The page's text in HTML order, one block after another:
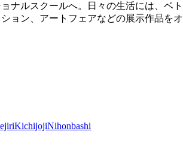
ナルスクールへ。日々の生活には、ベ
ョン、アートフェアなどの展示作品を
KichijojiNihonbashi